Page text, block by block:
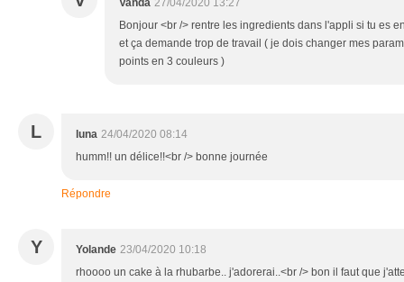
Vanda 27/04/2020 13:27
Bonjour <br /> rentre les ingredients dans l'appli si tu es
et ça demande trop de travail ( je dois changer mes
points en 3 couleurs )
L luna 24/04/2020 08:14
humm!! un délice!!<br /> bonne journée
Répondre
Y Yolande 23/04/2020 10:18
rhoooo un cake à la rhubarbe.. j'adorerai..<br /> bon il faut que